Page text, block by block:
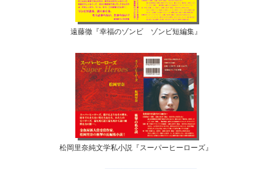
遠藤徹『幸福のゾンビ ゾンビ短編集』
松岡里奈純文学私小説『スーパーヒーローズ』